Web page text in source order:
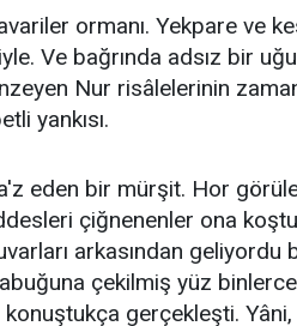
ormanı. Yekpare ve
Ve bağrında adsız bir
Nur risâlelerinin
yankısı.
eden bir mürşit. Hor
çiğnenenler ona koştu
arkasından
çekilmiş yüz binlerce
konuştukça gerçekleşti.